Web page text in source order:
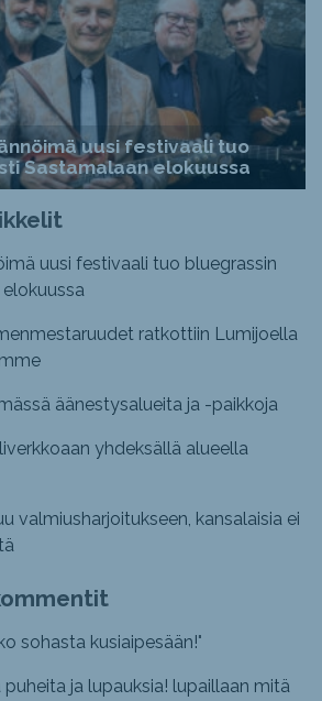
uusi festivaali tuo
Sastamalaan elokuussa
uusi festivaali tuo bluegrassin
ratkottiin Lumijoella
äänestysalueita ja -paikkoja
yhdeksällä alueella
valmiusharjoitukseen, kansalaisia ei
sohasta kusiaipesään!"
ja lupauksia! lupaillaan mitä